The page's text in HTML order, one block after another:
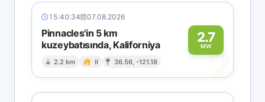
15:40:34 07.08.2026
Pinnacles'in 5 km
kuzeybatısında, Kaliforniya
2.2 km II 36.56, -121.18
2.7
MW2